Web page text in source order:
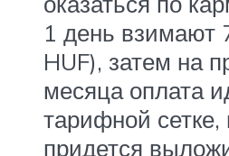
1 день взимают
HUF), затем на
месяца оплата
тарифной сетке,
придется